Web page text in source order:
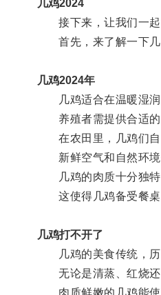
几鸡2024
接下来，让我们一起
首先，来了解一下几
几鸡2024年
几鸡适合在温暖湿润
养殖者需提供合适的
在农田里，几鸡们自
新鲜空气和自然环境
几鸡的肉质十分独特
这使得几鸡备受餐桌
几鸡打不开了
几鸡的美食传统，历
无论是清蒸、红烧还
肉质鲜嫩的几鸡能使